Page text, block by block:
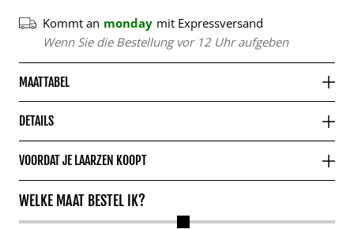
Kommt an monday mit Expressversand
Wenn Sie die Bestellung vor 12 Uhr aufgeben
MAATTABEL
DETAILS
VOORDAT JE LAARZEN KOOPT
WELKE MAAT BESTEL IK?